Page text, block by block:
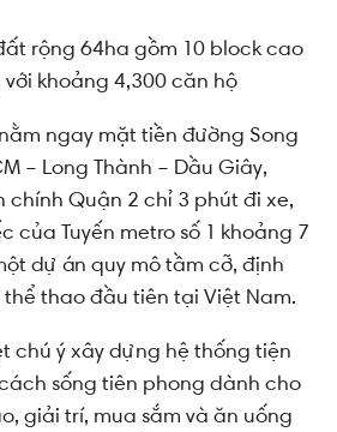
rộng 64ha gồm 10 block cao
khoảng 4,300 căn hộ
ngay mặt tiền đường Song
– Long Thành – Dầu Giây,
Quận 2 chỉ 3 phút đi xe,
của Tuyến metro số 1 khoảng 7
dự án quy mô tầm cỡ, định
thao đầu tiên tại Việt Nam.
chú ý xây dựng hệ thống tiện
sống tiên phong dành cho
giải trí, mua sắm và ăn uống